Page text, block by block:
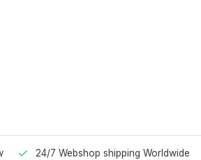
24/7 Webshop shipping Worldwide